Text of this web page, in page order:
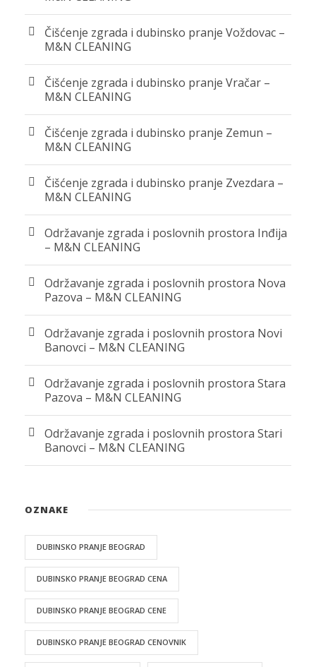
Čišćenje zgrada i dubinsko pranje Voždovac –
M&N CLEANING
Čišćenje zgrada i dubinsko pranje Vračar –
M&N CLEANING
Čišćenje zgrada i dubinsko pranje Zemun –
M&N CLEANING
Čišćenje zgrada i dubinsko pranje Zvezdara –
M&N CLEANING
Održavanje zgrada i poslovnih prostora Inđija
– M&N CLEANING
Održavanje zgrada i poslovnih prostora Nova
Pazova – M&N CLEANING
Održavanje zgrada i poslovnih prostora Novi
Banovci – M&N CLEANING
Održavanje zgrada i poslovnih prostora Stara
Pazova – M&N CLEANING
Održavanje zgrada i poslovnih prostora Stari
Banovci – M&N CLEANING
OZNAKE
DUBINSKO PRANJE BEOGRAD
DUBINSKO PRANJE BEOGRAD CENA
DUBINSKO PRANJE BEOGRAD CENE
DUBINSKO PRANJE BEOGRAD CENOVNIK